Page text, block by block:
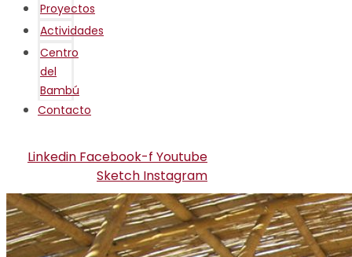
Proyectos
Actividades
Centro
del
Bambú
Contacto
Linkedin Facebook-f Youtube
Sketch Instagram